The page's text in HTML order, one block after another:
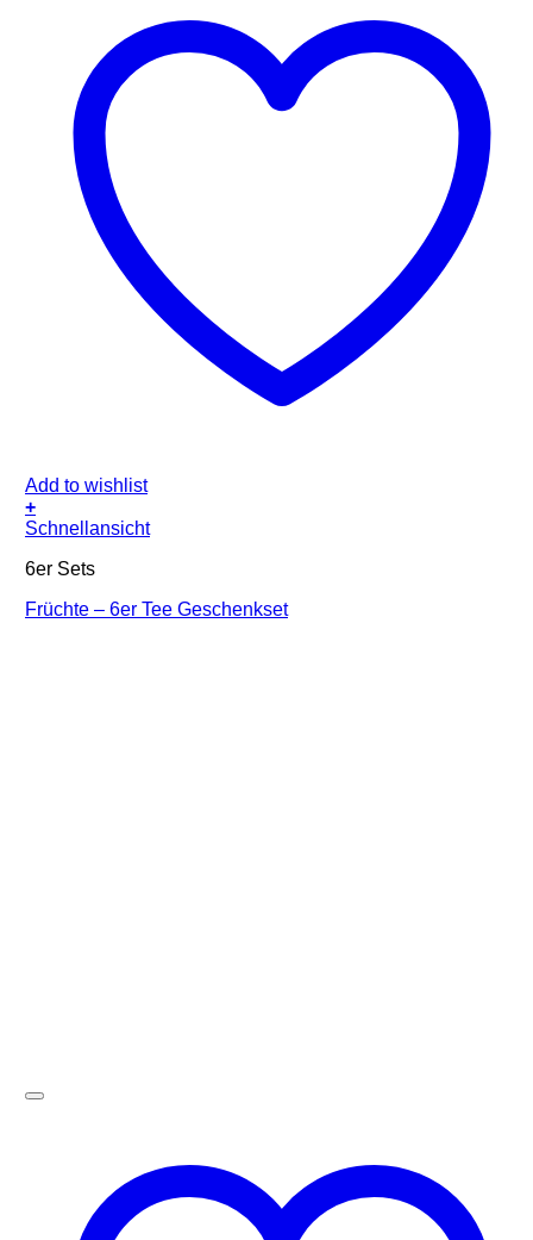
Add to wishlist
+
Schnellansicht
6er Sets
Früchte – 6er Tee Geschenkset